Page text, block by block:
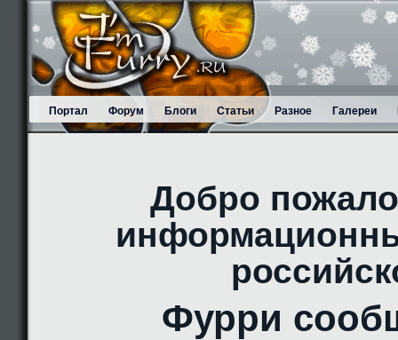
Портал Форум Блоги Статьи Разное Галереи
Добро
Фурри